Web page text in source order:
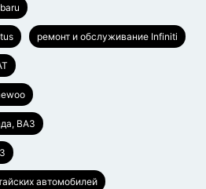
ремонт и обслуживание Infiniti
ВАЗ
автомобилей